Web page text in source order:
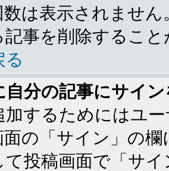
は表示されませ
記事を削除するこ
る
自分の記事にサイ
加するためにはユ
の「サイン」の
て投稿画面で「サ